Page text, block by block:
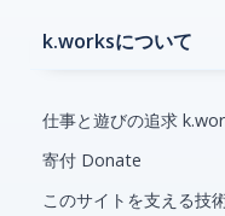
k.worksについて
仕事と遊びの追求
寄付 Donate
このサイトを支える技